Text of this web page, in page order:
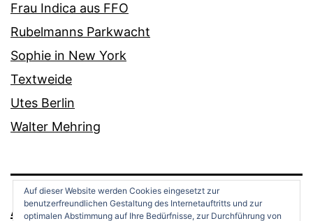
Frau Indica aus FFO
Rubelmanns Parkwacht
Sophie in New York
Textweide
Utes Berlin
Walter Mehring
Auf dieser Website werden Cookies eingesetzt zur
benutzerfreundlichen Gestaltung des Internetauftritts und zur
optimalen Abstimmung auf Ihre Bedürfnisse, zur Durchführung von
ANDREAS OPPERMANN